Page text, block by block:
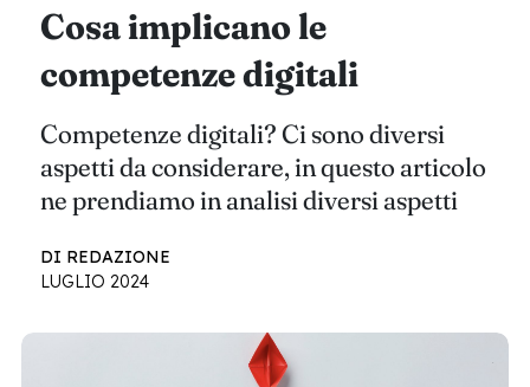
Cosa implicano le
competenze digitali
Competenze digitali? Ci sono diversi
aspetti da considerare, in questo articolo
ne prendiamo in analisi diversi aspetti
DI REDAZIONE
LUGLIO 2024